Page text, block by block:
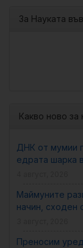
За Науката
Какво ново за
ДНК от мумии
едрата шарка
Маймуните
начин, сходен
Преносим уред